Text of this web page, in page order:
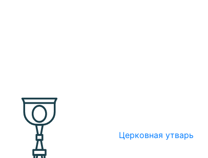
Церковная утварь